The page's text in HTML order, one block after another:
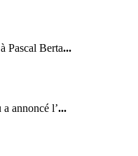
Pascal Berta...
annoncé l’...